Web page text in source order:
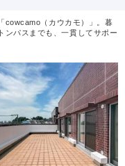
cowcamo（カウカモ）」。暮
ンパスまでも、一貫してサポー